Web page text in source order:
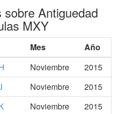
Antiguedad
MXY
Mes
Año
Noviembre
2015
Noviembre
2015
Noviembre
2015